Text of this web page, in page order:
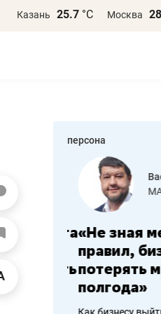
Казань 25.7 °С Москва
персона
работа «Не зная
правил,
потерять
полгода»